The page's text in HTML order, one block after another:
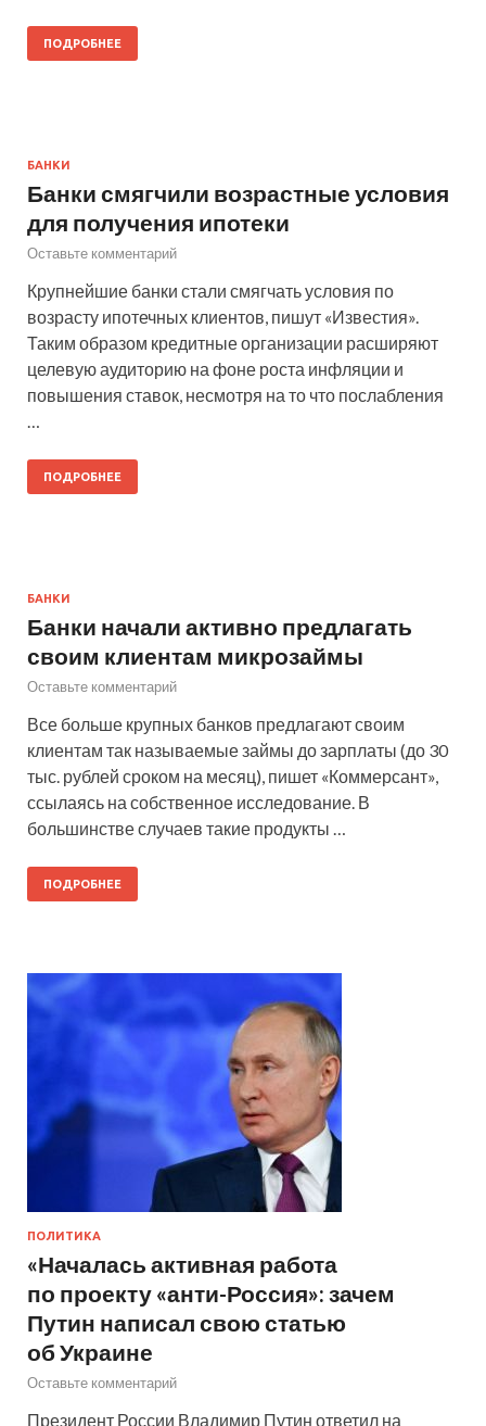
ПОДРОБНЕЕ
БАНКИ
Банки смягчили возрастные условия
для получения ипотеки
Оставьте комментарий
Крупнейшие банки стали смягчать условия по
возрасту ипотечных клиентов, пишут «Известия».
Таким образом кредитные организации расширяют
целевую аудиторию на фоне роста инфляции и
повышения ставок, несмотря на то что послабления
…
ПОДРОБНЕЕ
БАНКИ
Банки начали активно предлагать
своим клиентам микрозаймы
Оставьте комментарий
Все больше крупных банков предлагают своим
клиентам так называемые займы до зарплаты (до 30
тыс. рублей сроком на месяц), пишет «Коммерсант»,
ссылаясь на собственное исследование. В
большинстве случаев такие продукты …
ПОДРОБНЕЕ
ПОЛИТИКА
«Началась активная работа
по проекту «анти-Россия»: зачем
Путин написал свою статью
об Украине
Оставьте комментарий
Президент России Владимир Путин ответил на